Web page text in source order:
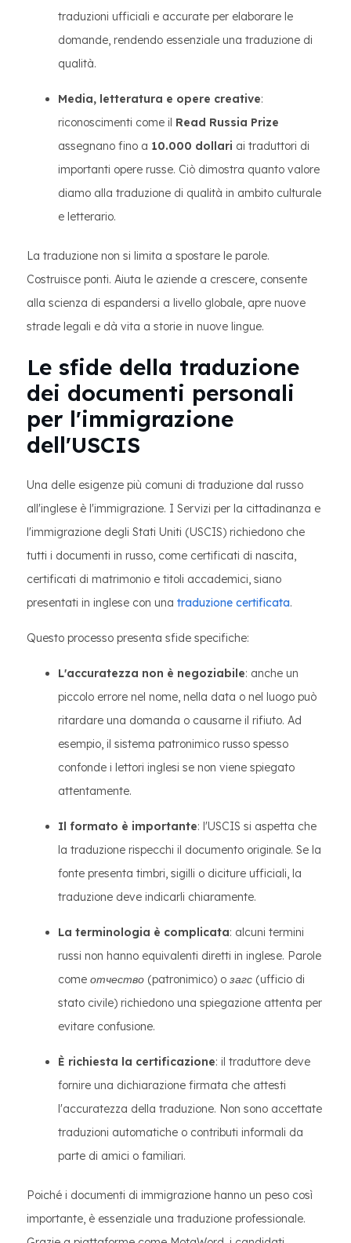
traduzioni ufficiali e accurate per elaborare le
domande, rendendo essenziale una traduzione di
qualità.
Media, letteratura e opere creative:
riconoscimenti come il Read Russia Prize
assegnano fino a 10.000 dollari ai traduttori di
importanti opere russe. Ciò dimostra quanto valore
diamo alla traduzione di qualità in ambito culturale
e letterario.
La traduzione non si limita a spostare le parole.
Costruisce ponti. Aiuta le aziende a crescere, consente
alla scienza di espandersi a livello globale, apre nuove
strade legali e dà vita a storie in nuove lingue.
Le sfide della traduzione
dei documenti personali
per l'immigrazione
dell'USCIS
Una delle esigenze più comuni di traduzione dal russo
all'inglese è l'immigrazione. I Servizi per la cittadinanza e
l'immigrazione degli Stati Uniti (USCIS) richiedono che
tutti i documenti in russo, come certificati di nascita,
certificati di matrimonio e titoli accademici, siano
presentati in inglese con una traduzione certificata.
Questo processo presenta sfide specifiche:
L'accuratezza non è negoziabile: anche un
piccolo errore nel nome, nella data o nel luogo può
ritardare una domanda o causarne il rifiuto. Ad
esempio, il sistema patronimico russo spesso
confonde i lettori inglesi se non viene spiegato
attentamente.
Il formato è importante: l'USCIS si aspetta che
la traduzione rispecchi il documento originale. Se la
fonte presenta timbri, sigilli o diciture ufficiali, la
traduzione deve indicarli chiaramente.
La terminologia è complicata: alcuni termini
russi non hanno equivalenti diretti in inglese. Parole
come отчество (patronimico) o загс (ufficio di
stato civile) richiedono una spiegazione attenta per
evitare confusione.
È richiesta la certificazione: il traduttore deve
fornire una dichiarazione firmata che attesti
l'accuratezza della traduzione. Non sono accettate
traduzioni automatiche o contributi informali da
parte di amici o familiari.
Poiché i documenti di immigrazione hanno un peso così
importante, è essenziale una traduzione professionale.